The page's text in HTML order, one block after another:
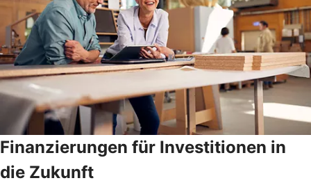
Finanzierungen für Investitionen in
die Zukunft